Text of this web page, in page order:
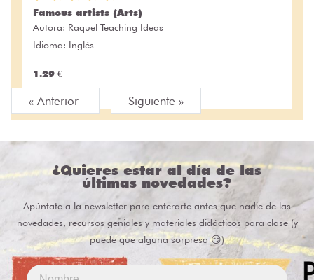
Famous artists (Arts)
Autora: Raquel Teaching Ideas
Idioma: Inglés
1.29 €
« Anterior Siguiente »
¿Quieres estar al día de las
últimas novedades?
Apúntate a la newsletter para enterarte antes que nadie de las
novedades, recursos geniales y materiales didácticos para clase (y
puede que alguna sorpresa 😏)